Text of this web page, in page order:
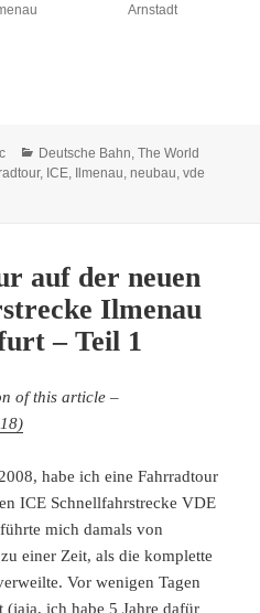
Arnstadt
Categories
Deutsche Bahn,The World
, ICE, Ilmenau,neubau,vde
Fahrradtour auf der neuen ICE
auf der neuen
Ilmenau
– Teil 1
of this article –
habe ich eine Fahrradtour
ICE Schnellfahrstrecke VDE
mich damals von
einer Zeit, als die komplette
Vor wenigen Tagen
(jaja, ich habe 5 Jahre dafür